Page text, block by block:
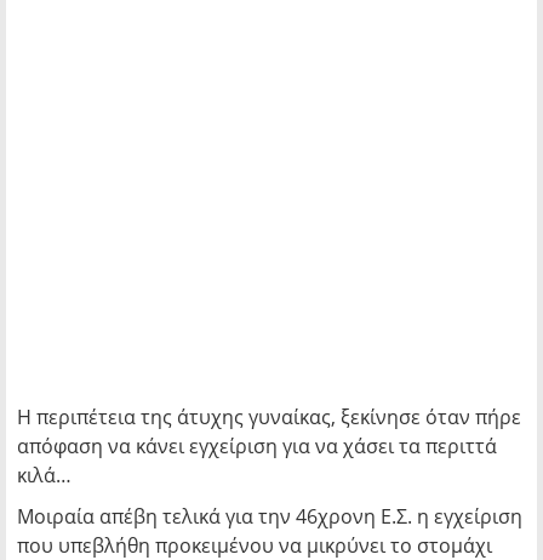
Η περιπέτεια της άτυχης γυναίκας, ξεκίνησε όταν πήρε
απόφαση να κάνει εγχείριση για να χάσει τα περιττά
κιλά…
Μοιραία απέβη τελικά για την 46χρονη Ε.Σ. η εγχείριση
που υπεβλήθη προκειμένου να μικρύνει το στομάχι